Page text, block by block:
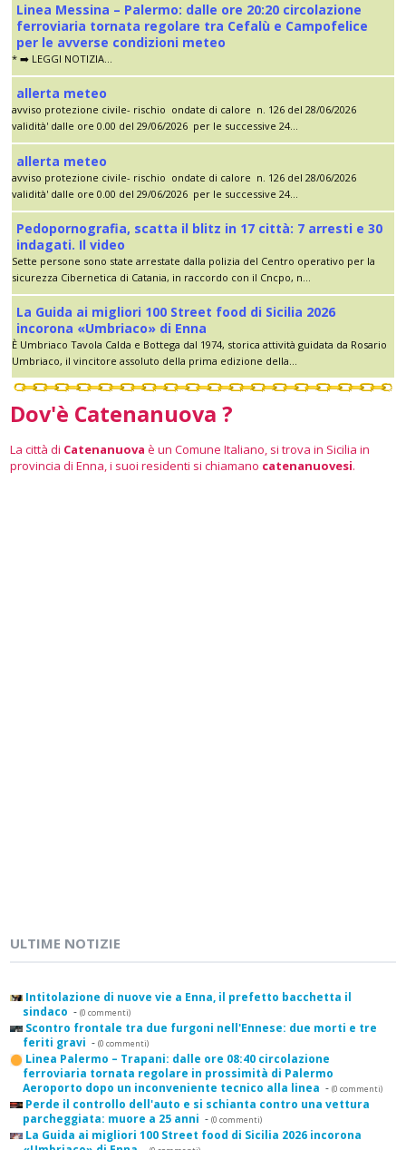
Linea Messina – Palermo: dalle ore 20:20 circolazione
ferroviaria tornata regolare tra Cefalù e Campofelice
per le avverse condizioni meteo
* ➡️ LEGGI NOTIZIA...
allerta meteo
avviso protezione civile- rischio ondate di calore n. 126 del 28/06/2026
validità' dalle ore 0.00 del 29/06/2026 per le successive 24...
allerta meteo
avviso protezione civile- rischio ondate di calore n. 126 del 28/06/2026
validità' dalle ore 0.00 del 29/06/2026 per le successive 24...
Pedopornografia, scatta il blitz in 17 città: 7 arresti e 30
indagati. Il video
Sette persone sono state arrestate dalla polizia del Centro operativo per la
sicurezza Cibernetica di Catania, in raccordo con il Cncpo, n...
La Guida ai migliori 100 Street food di Sicilia 2026
incorona «Umbriaco» di Enna
È Umbriaco Tavola Calda e Bottega dal 1974, storica attività guidata da Rosario
Umbriaco, il vincitore assoluto della prima edizione della...
Dov'è Catenanuova ?
La città di Catenanuova è un Comune Italiano, si trova in Sicilia in
provincia di Enna, i suoi residenti si chiamano catenanuovesi.
ULTIME NOTIZIE
Intitolazione di nuove vie a Enna, il prefetto bacchetta il
sindaco - (0 commenti)
Scontro frontale tra due furgoni nell'Ennese: due morti e tre
feriti gravi - (0 commenti)
Linea Palermo – Trapani: dalle ore 08:40 circolazione
ferroviaria tornata regolare in prossimità di Palermo
Aeroporto dopo un inconveniente tecnico alla linea - (0 commenti)
Perde il controllo dell'auto e si schianta contro una vettura
parcheggiata: muore a 25 anni - (0 commenti)
La Guida ai migliori 100 Street food di Sicilia 2026 incorona